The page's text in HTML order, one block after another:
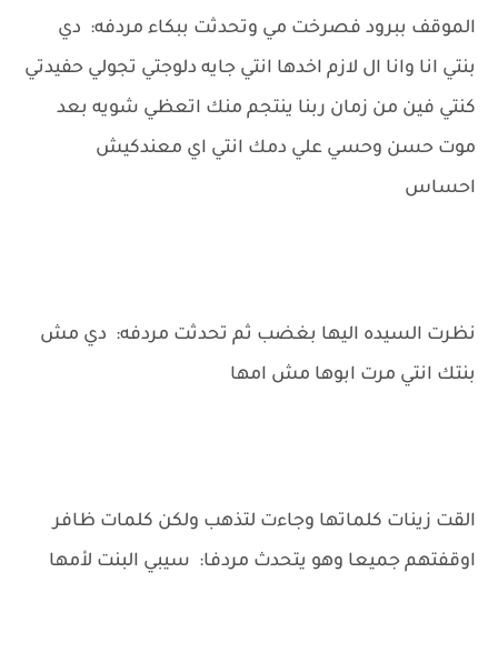
الموقف ببرود فصرخت مي وتحدثت ببكاء مردفه: دي
بنتي انا وانا ال لازم اخدها انتي جايه دلوجتي تجولي حفيدتي
كنتي فين من زمان ربنا ينتجم منك اتعظي شويه بعد
موت حسن وحسي علي دمك انتي اي معندكيش
احساس
نظرت السيده اليها بغضب ثم تحدثت مردفه: دي مش
بنتك انتي مرت ابوها مش امها
القت زينات كلماتها وجاءت لتذهب ولكن كلمات ظافر
اوقفتهم جميعا وهو يتحدث مردفا: سيبي البنت لأمها